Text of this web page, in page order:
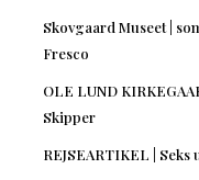
Skovgaard Museet |
Fresco
OLE LUND
Skipper
REJSEARTIKEL |